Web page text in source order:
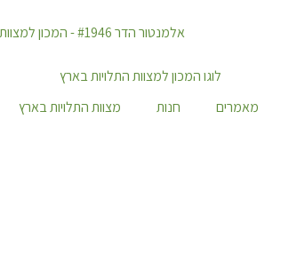
מאמרים חנות מצוות התלויות בארץ